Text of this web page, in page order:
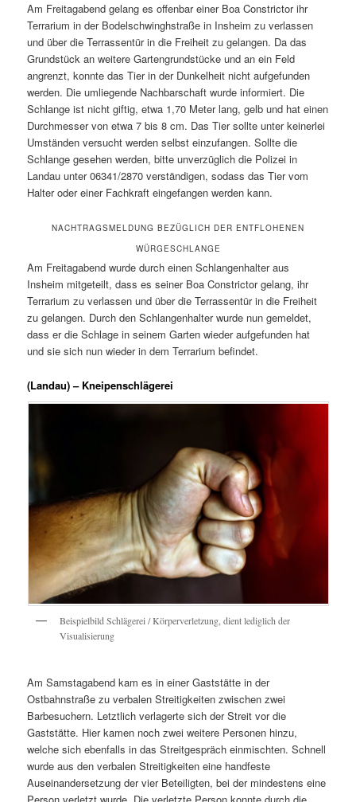
Am Freitagabend gelang es offenbar einer Boa Constrictor ihr
Terrarium in der Bodelschwinghstraße in Insheim zu verlassen
und über die Terrassentür in die Freiheit zu gelangen. Da das
Grundstück an weitere Gartengrundstücke und an ein Feld
angrenzt, konnte das Tier in der Dunkelheit nicht aufgefunden
werden. Die umliegende Nachbarschaft wurde informiert. Die
Schlange ist nicht giftig, etwa 1,70 Meter lang, gelb und hat einen
Durchmesser von etwa 7 bis 8 cm. Das Tier sollte unter keinerlei
Umständen versucht werden selbst einzufangen. Sollte die
Schlange gesehen werden, bitte unverzüglich die Polizei in
Landau unter 06341/2870 verständigen, sodass das Tier vom
Halter oder einer Fachkraft eingefangen werden kann.
NACHTRAGSMELDUNG BEZÜGLICH DER ENTFLOHENEN
WÜRGESCHLANGE
Am Freitagabend wurde durch einen Schlangenhalter aus
Insheim mitgeteilt, dass es seiner Boa Constrictor gelang, ihr
Terrarium zu verlassen und über die Terrassentür in die Freiheit
zu gelangen. Durch den Schlangenhalter wurde nun gemeldet,
dass er die Schlage in seinem Garten wieder aufgefunden hat
und sie sich nun wieder in dem Terrarium befindet.
(Landau) – Kneipenschlägerei
Beispielbild Schlägerei / Körperverletzung, dient lediglich der
Visualisierung
Am Samstagabend kam es in einer Gaststätte in der
Ostbahnstraße zu verbalen Streitigkeiten zwischen zwei
Barbesuchern. Letztlich verlagerte sich der Streit vor die
Gaststätte. Hier kamen noch zwei weitere Personen hinzu,
welche sich ebenfalls in das Streitgespräch einmischten. Schnell
wurde aus den verbalen Streitigkeiten eine handfeste
Auseinandersetzung der vier Beteiligten, bei der mindestens eine
Person verletzt wurde. Die verletzte Person konnte durch die